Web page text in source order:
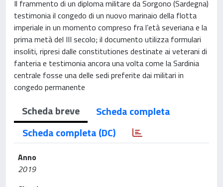
Il frammento di un diploma militare da Sorgono (Sardegna)
testimonia il congedo di un nuovo marinaio della flotta
imperiale in un momento compreso fra l’età severiana e la
prima metà del III secolo; il documento utilizza formulari
insoliti, ripresi dalle constitutiones destinate ai veterani di
fanteria e testimonia ancora una volta come la Sardinia
centrale fosse una delle sedi preferite dai militari in
congedo permanente
Scheda breve
Scheda completa
Scheda completa (DC)
Anno
2019